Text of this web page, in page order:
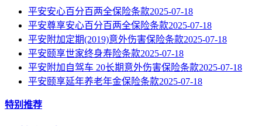
平安安心百分百两全保险条款2025-07-18
平安尊享安心百分百两全保险条款2025-07-18
平安附加定期(2019)意外伤害保险条款2025-07-18
平安颐享世家终身寿险条款2025-07-18
平安附加自驾车 20长期意外伤害保险条款2025-07-18
平安颐享延年养老年金保险条款2025-07-18
特别推荐